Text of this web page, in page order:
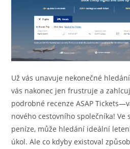
Už vás unavuje nekonečné
vás nakonec jen frustruje a
podrobné recenze ASAP
nového cestovního společníka! Ve
peníze, může hledání ideální
úkol. Ale co kdyby existoval